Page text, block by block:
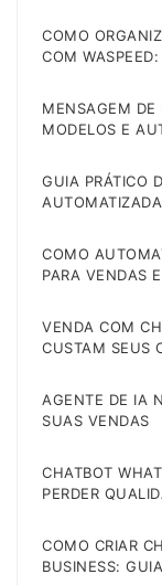
COMO
COM
MENSAGEM DE
MODELOS E
GUIA PRÁTICO
COMO
PARA VENDAS
VENDA COM
CUSTAM SEUS
AGENTE DE IA
SUAS VENDAS
CHATBOT
PERDER
COMO CRIAR
BUSINESS: